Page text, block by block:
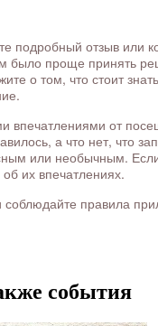
подробный отзыв или
было проще принять
о том, что стоит
впечатлениями от
а что нет, что
или необычным.
их впечатлениях.
соблюдайте правила
события